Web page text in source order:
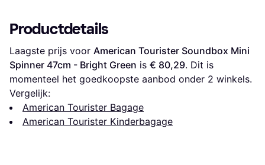
Productdetails
Laagste prijs voor American Tourister Soundbox Mini
Spinner 47cm - Bright Green is € 80,29. Dit is
momenteel het goedkoopste aanbod onder 2 winkels.
Vergelijk:
American Tourister Bagage
American Tourister Kinderbagage